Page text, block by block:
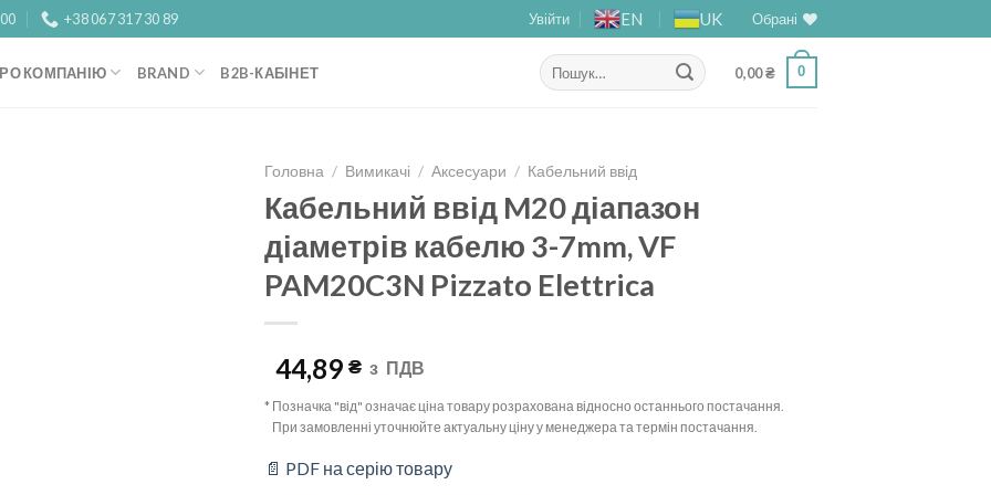
+38 067 317 30 89 Увійти EN UK Обрані
КОМПАНІЮ BRAND B2B-КАБІНЕТ
Шукати:
0,00₴ 0
Головна / Вимикачі / Аксесуари / Кабельний ввід
Кабельний ввід M20 діапазон
діаметрів кабелю 3-7mm, VF
PAM20C3N Pizzato Elettrica
44,89 ₴ з ПДВ
* Позначка "від" означає ціна товару розрахована відносно останнього постачання.
При замовленні уточнюйте актуальну ціну у менеджера та термін постачання.
📄 PDF на серію товару